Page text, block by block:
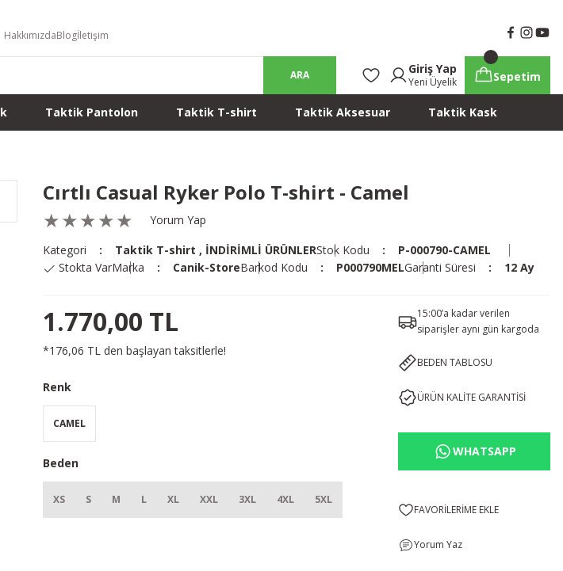
HakkımızdaBlogİletişim
ARA Giriş Yap
Yeni Üyelik Sepetim
Taktik Pantolon Taktik T-shirt Taktik Aksesuar Taktik Kask
Cırtlı Casual Ryker Polo T-shirt - Camel
Yorum Yap
Kategori
Taktik T-shirt , İNDİRİMLİ ÜRÜNLERStok Kodu
P-000790-CAMEL
Stokta VarMarka Canik-StoreBarkod Kodu P000790MELGaranti Süresi 12 Ay
1.770,00 TL
*176,06 TL den başlayan taksitlerle!
Renk
CAMEL
Beden
XS S M L XL XXL 3XL 4XL 5XL
15:00’a kadar verilen
siparişler aynı gün kargoda
BEDEN TABLOSU
ÜRÜN KALİTE GARANTİSİ
WHATSAPP
Yorum Yaz